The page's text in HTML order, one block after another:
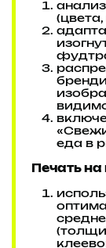
еда в
Печать